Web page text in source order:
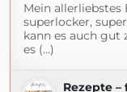
Mein allerliebstes
superlocker,
kann es auch gut
es (...)
Rezepte